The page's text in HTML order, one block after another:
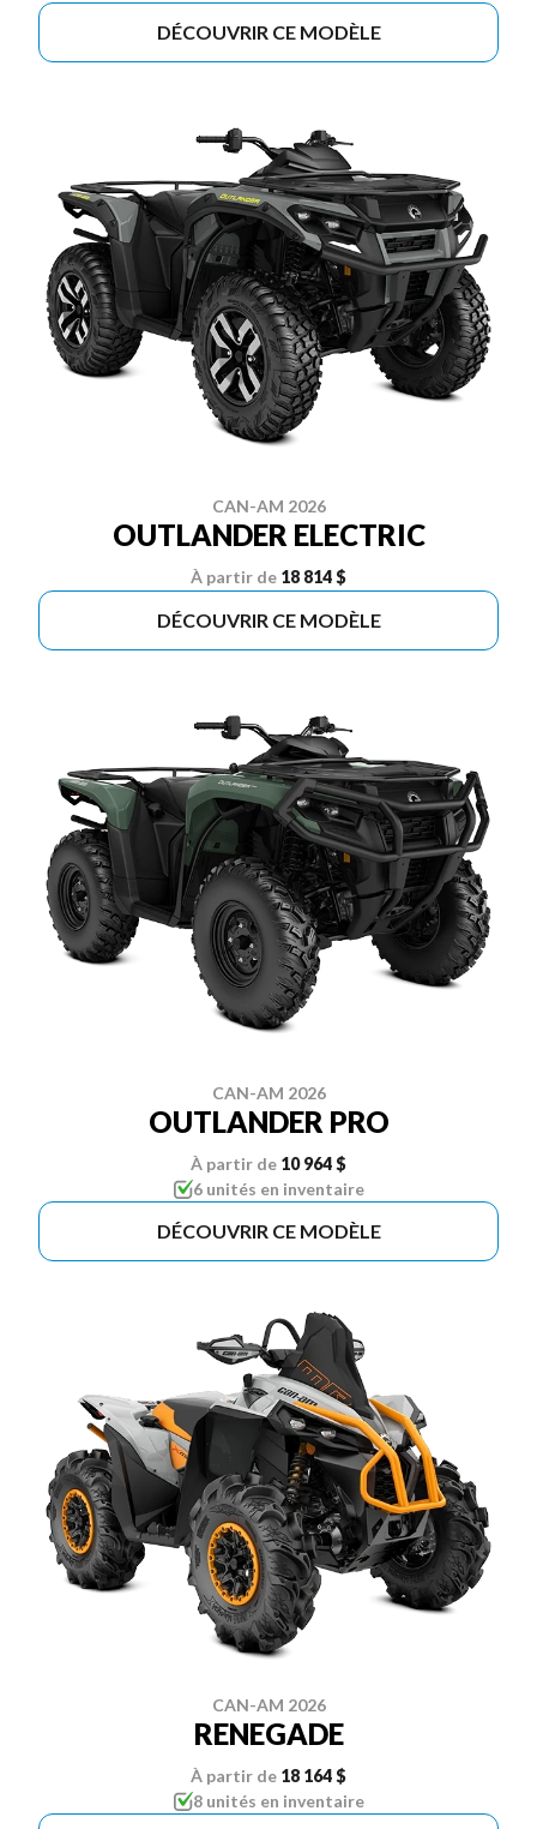
DÉCOUVRIR CE MODÈLE
CAN-AM 2026
OUTLANDER ELECTRIC
À partir de 18 814 $
DÉCOUVRIR CE MODÈLE
CAN-AM 2026
OUTLANDER PRO
À partir de 10 964 $
6 unités en inventaire
DÉCOUVRIR CE MODÈLE
CAN-AM 2026
RENEGADE
À partir de 18 164 $
8 unités en inventaire